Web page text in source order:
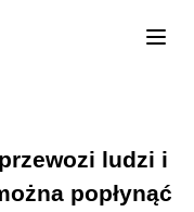
ludzi i
popłynąć